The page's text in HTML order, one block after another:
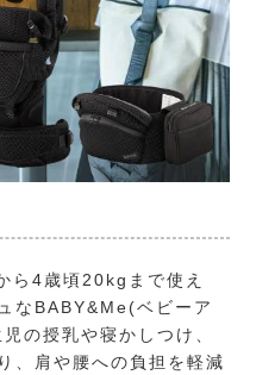
ら4歳頃20kgまで使え
なBABY&Me(ベビーア
の授乳や寝かしつけ、
、肩や腰への負担を軽減